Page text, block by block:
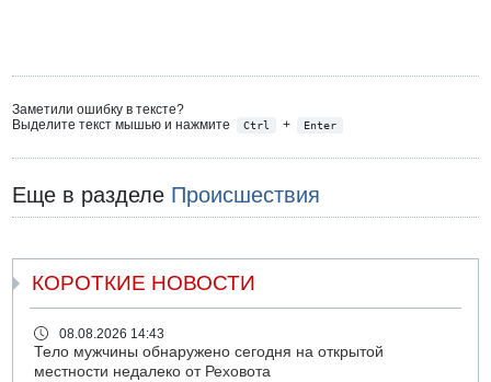
Заметили ошибку в тексте?
Выделите текст мышью и нажмите
Ctrl + Enter
Еще в разделе Происшествия
КОРОТКИЕ НОВОСТИ
08.08.2026 14:43
Тело мужчины обнаружено сегодня на открытой
местности недалеко от Реховота